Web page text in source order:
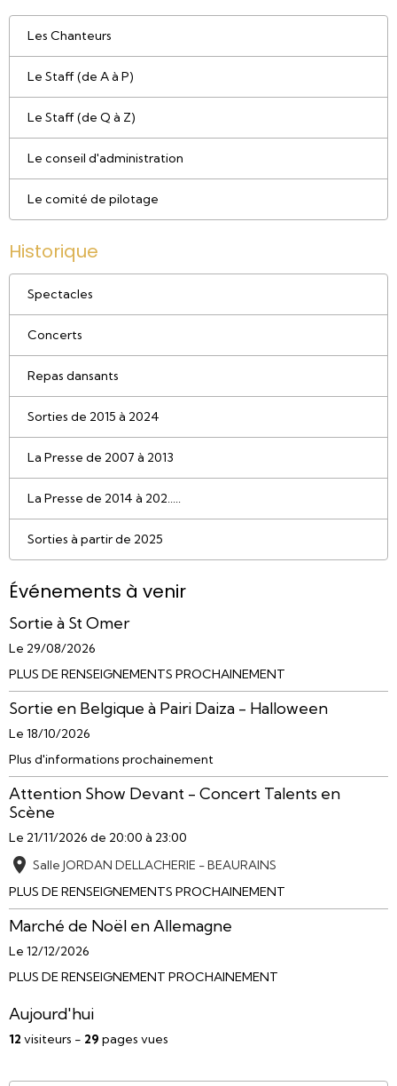
Les Chanteurs
Le Staff (de A à P)
Le Staff (de Q à Z)
Le conseil d'administration
Le comité de pilotage
Historique
Spectacles
Concerts
Repas dansants
Sorties de 2015 à 2024
La Presse de 2007 à 2013
La Presse de 2014 à 202.....
Sorties à partir de 2025
Événements à venir
Sortie à St Omer
Le 29/08/2026
PLUS DE RENSEIGNEMENTS PROCHAINEMENT
Sortie en Belgique à Pairi Daiza - Halloween
Le 18/10/2026
Plus d'informations prochainement
Attention Show Devant - Concert Talents en
Scène
Le 21/11/2026 de 20:00 à 23:00
Salle JORDAN DELLACHERIE - BEAURAINS
PLUS DE RENSEIGNEMENTS PROCHAINEMENT
Marché de Noël en Allemagne
Le 12/12/2026
PLUS DE RENSEIGNEMENT PROCHAINEMENT
Aujourd'hui
12 visiteurs - 29 pages vues